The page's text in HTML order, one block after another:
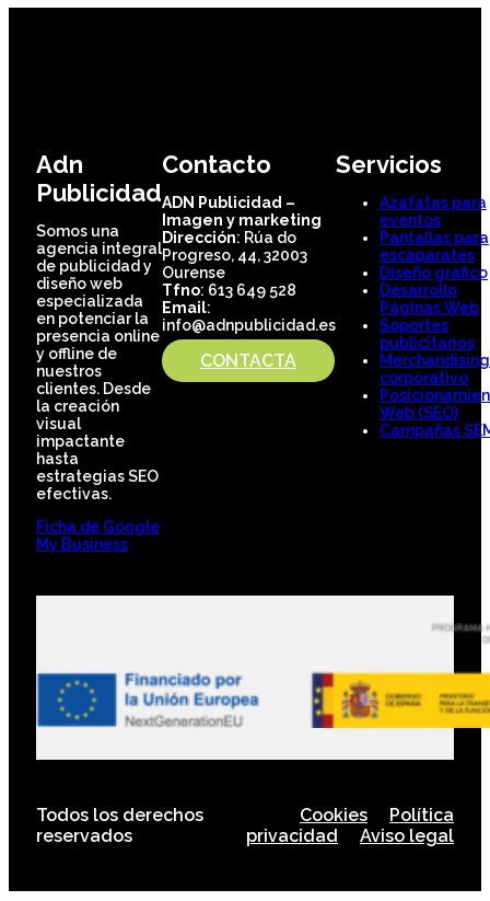
Adn
Publicidad
Somos una
agencia integral
de publicidad y
diseño web
especializada
en potenciar la
presencia online
y offline de
nuestros
clientes. Desde
la creación
visual
impactante
hasta
estrategias SEO
efectivas.
Ficha de Google
My Business
Contacto
ADN Publicidad –
Imagen y marketing
Dirección: Rúa do
Progreso, 44, 32003
Ourense
Tfno: 613 649 528
Email:
info@adnpublicidad.es
CONTACTA
Servicios
Azafatas para
eventos
Pantallas para
escaparates
Diseño gráfico
Desarrollo
Páginas Web
Soportes
publicitarios
Merchandising
corporativo
Web (SEO)
Campañas
Todos los derechos
reservados
Cookies
Política
privacidad
Aviso legal